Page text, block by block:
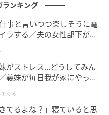
ン 600g
ランキング
事と言いつつ楽しそうに電
ラする／夫の女性部下が気
がストレス…どうしてみん
義妹が毎日我が家にやって
くる
てるよね？」寝ていると思